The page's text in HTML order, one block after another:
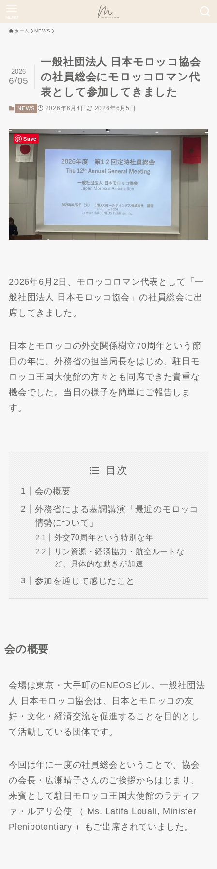
ホーム NEWS
一般社団法人 日本モロッコ協会
の社員総会にモロッコロマン代
表として参加してきました
2026
6/05
NEWS 2026年6月4日 2026年6月5日
2026年6月2日、モロッコロマン代表として「一
般社団法人 日本モロッコ協会」の社員総会に出
席してきました。
日本とモロッコの外交関係樹立70周年という節
目の年に、外務省の担当局長をはじめ、駐日モ
ロッコ王国大使館の方々とも同席できた貴重な
機会でした。当日の様子を簡単にご報告しま
す。
目次
会の概要
外務省による基調講演「最近のモロッコ
情勢について」
外交70周年という特別な年
リン資源・経済協力・航空ルートな
ど、具体的な動きが加速
参加を通じて感じたこと
会の概要
会場は東京・大手町のENEOSビル。一般社団法
人 日本モロッコ協会は、日本とモロッコの友
好・文化・経済交流を促進することを目的とし
て活動している団体です。
今回は年に一度の社員総会ということで、協会
の会長・広瀬晴子さんのご挨拶からはじまり、
来賓として駐日モロッコ王国大使館のラティフ
ァ・ルアリ公使 （ Ms. Latifa Louali, Minister
Plenipotentiary ）もご出席されていました。
Save